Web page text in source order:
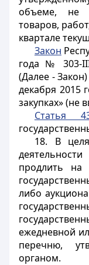
объеме, не
товаров,
квартале
Закон
года № 303-III
(Далее -
декабря 2015
закупках» (не
Статья
18. В
продлить на
либо
ежедневной
перечню,
органом.